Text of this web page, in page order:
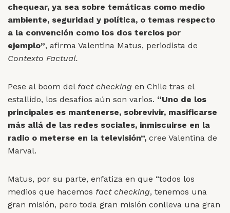
chequear, ya sea sobre temáticas como medio
ambiente, seguridad y política, o temas respecto
a la convención como los dos tercios por
ejemplo”, afirma Valentina Matus, periodista de
Contexto Factual.
Pese al boom del fact checking en Chile tras el
estallido, los desafíos aún son varios. “Uno de los
principales es mantenerse, sobrevivir, masificarse
más allá de las redes sociales, inmiscuirse en la
radio o meterse en la televisión”, cree Valentina de
Marval.
Matus, por su parte, enfatiza en que “todos los
medios que hacemos fact checking, tenemos una
gran misión, pero toda gran misión conlleva una gran